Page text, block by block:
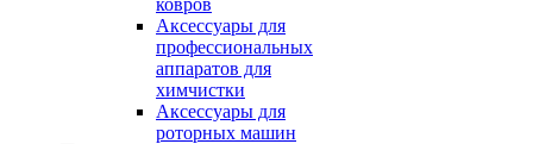
ковров
Аксессуары для
профессиональных
аппаратов для
химчистки
Аксессуары для
роторных машин